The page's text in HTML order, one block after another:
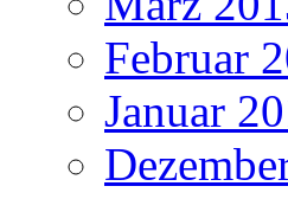
Februar
Januar